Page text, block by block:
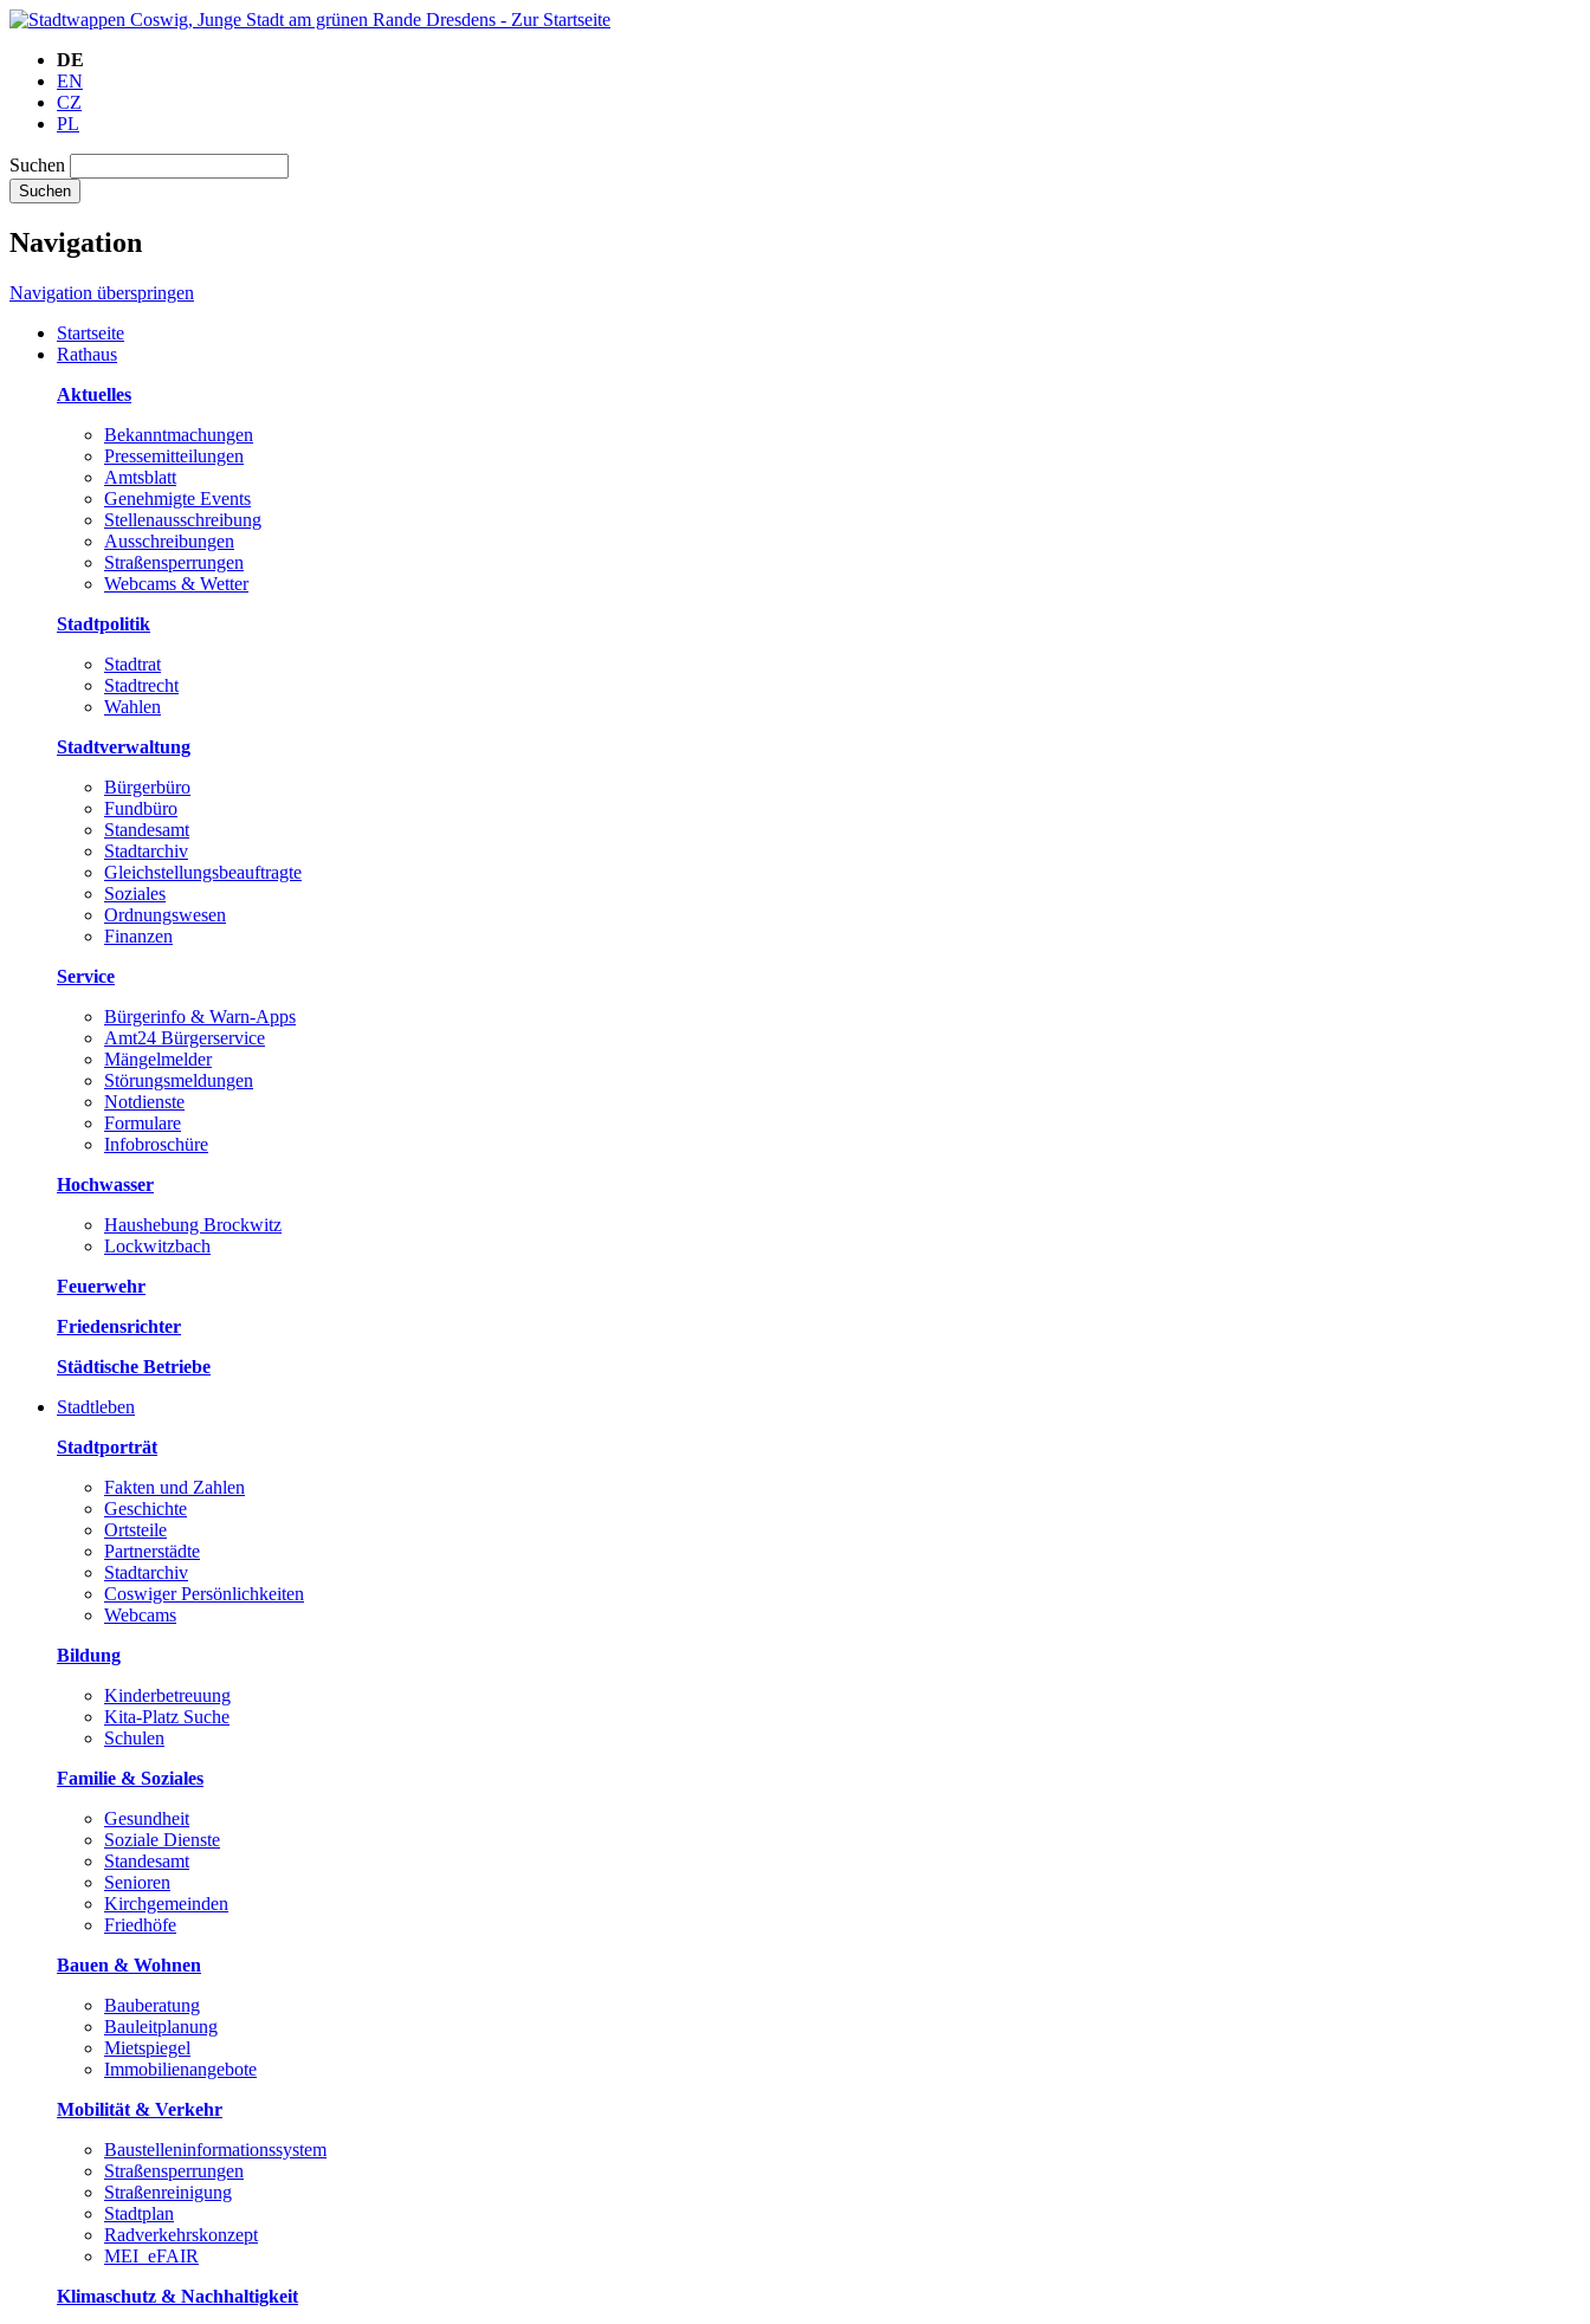
DE
EN
CZ
PL
Suchen
Suchen
Navigation
Navigation überspringen
Startseite
Rathaus
Aktuelles
Bekanntmachungen
Pressemitteilungen
Amtsblatt
Genehmigte Events
Stellenausschreibung
Ausschreibungen
Straßensperrungen
Webcams & Wetter
Stadtpolitik
Stadtrat
Stadtrecht
Wahlen
Stadtverwaltung
Bürgerbüro
Fundbüro
Standesamt
Stadtarchiv
Gleichstellungsbeauftragte
Soziales
Ordnungswesen
Finanzen
Service
Bürgerinfo & Warn-Apps
Amt24 Bürgerservice
Mängelmelder
Störungsmeldungen
Notdienste
Formulare
Infobroschüre
Hochwasser
Haushebung Brockwitz
Lockwitzbach
Feuerwehr
Friedensrichter
Städtische Betriebe
Stadtleben
Stadtporträt
Fakten und Zahlen
Geschichte
Ortsteile
Partnerstädte
Stadtarchiv
Coswiger Persönlichkeiten
Webcams
Bildung
Kinderbetreuung
Kita-Platz Suche
Schulen
Familie & Soziales
Gesundheit
Soziale Dienste
Standesamt
Senioren
Kirchgemeinden
Friedhöfe
Bauen & Wohnen
Bauberatung
Bauleitplanung
Mietspiegel
Immobilienangebote
Mobilität & Verkehr
Baustelleninformationssystem
Straßensperrungen
Straßenreinigung
Stadtplan
Radverkehrskonzept
MEI_eFAIR
Klimaschutz & Nachhaltigkeit